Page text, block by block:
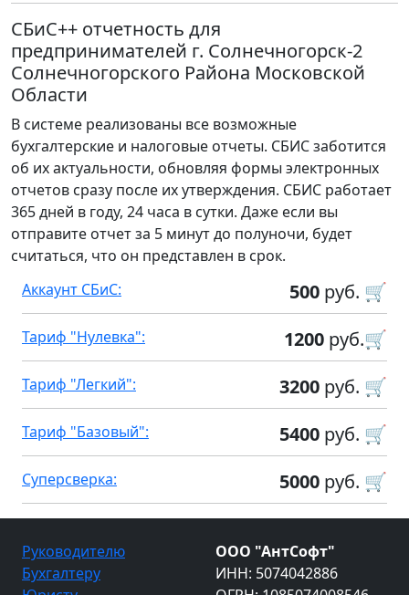
СБиС++ отчетность для
предпринимателей г. Солнечногорск-2
Солнечногорского Района Московской
Области
В системе реализованы все возможные
бухгалтерские и налоговые отчеты. СБИС заботится
об их актуальности, обновляя формы электронных
отчетов сразу после их утверждения. СБИС работает
365 дней в году, 24 часа в сутки. Даже если вы
отправите отчет за 5 минут до полуночи, будет
считаться, что он представлен в срок.
500 руб. 🛒
Аккаунт СБиС:
1200 руб.🛒
Тариф "Нулевка":
3200 руб. 🛒
Тариф "Легкий":
5400 руб. 🛒
Тариф "Базовый":
5000 руб. 🛒
Суперсверка:
Руководителю
Бухгалтеру
ООО "АнтСофт"
ИНН: 5074042886